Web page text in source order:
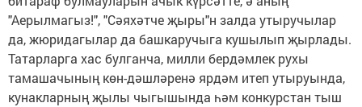
"Аерылмагыз!", "Сәяхәтче җыры"н залда утыручылар
да, жюри­дагылар да башкаручы­га кушылып җырлады.
Татарларга хас булган­ча, милли бердәмлек рухы
тамашачының көн-дәшләренә ярдәм итеп утыруында,
кунакларның җылы чыгышында һәм конкурстан тыш